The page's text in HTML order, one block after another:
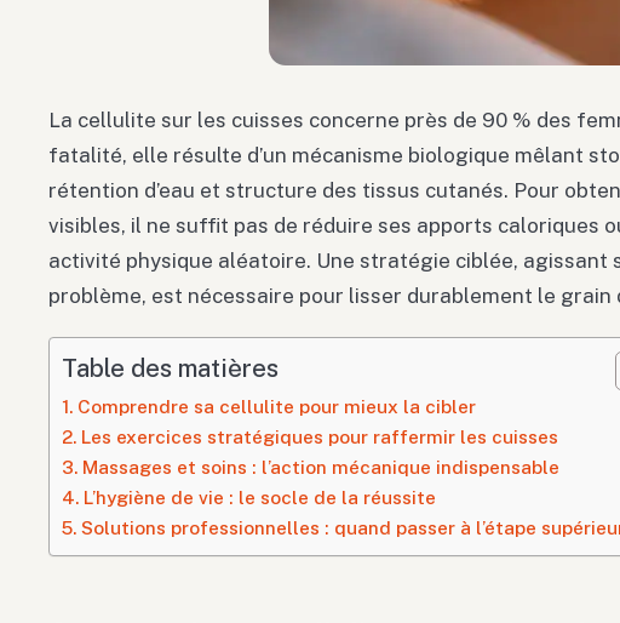
La cellulite sur les cuisses concerne près de 90 % des
fatalité, elle résulte d’un mécanisme biologique mêlant
rétention d’eau et structure des tissus cutanés. Pour
visibles, il ne suffit pas de réduire ses apports caloriques
activité physique aléatoire. Une stratégie ciblée, agissant
problème, est nécessaire pour lisser durablement le grain
Table des matières
Comprendre sa cellulite pour mieux la cibler
Les exercices stratégiques pour raffermir les cuisses
Massages et soins : l’action mécanique indispensable
L’hygiène de vie : le socle de la réussite
Solutions professionnelles : quand passer à l’étape